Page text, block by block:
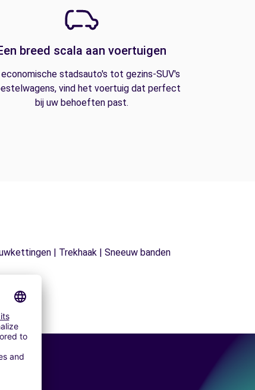
breed scala aan voertuigen
economische stadsauto's tot gezins-SUV's
vind het voertuig dat perfect
bij uw behoeften past.
| Trekhaak | Sneeuw banden